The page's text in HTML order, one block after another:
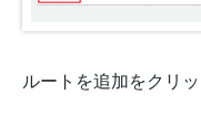
ルートを追加をクリッ